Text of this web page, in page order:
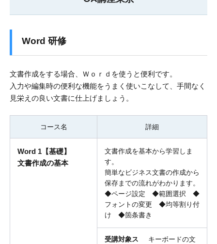
Word 研修
文書作成をする場合、Ｗｏｒｄを使うと便利です。
入力や編集時の便利な機能をうまく使いこなして、手間なく
見栄えの良い文書に仕上げましょう。
コース名 詳細
Word 1【基礎】
文書作成の基本
文書作成を基本から学習しま
す。
簡単なビジネス文書の作成から
保存までの流れがわかります。
◆ページ設定 ◆範囲選択 ◆
フォントの変更 ◆均等割り付
け ◆箇条書き
受講対象ス
キーボードの文